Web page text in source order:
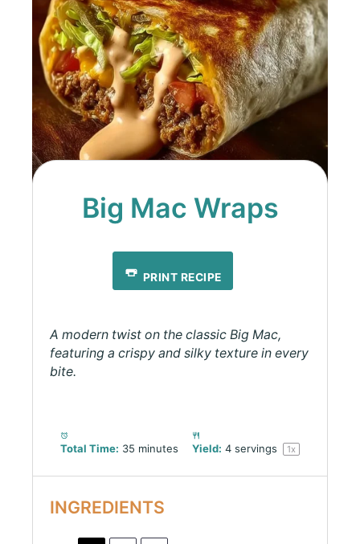
Big Mac Wraps
PRINT RECIPE
A modern twist on the classic Big Mac,
featuring a crispy and silky texture in every
bite.
Total Time: 35 minutes Yield: 4 servings 1x
INGREDIENTS